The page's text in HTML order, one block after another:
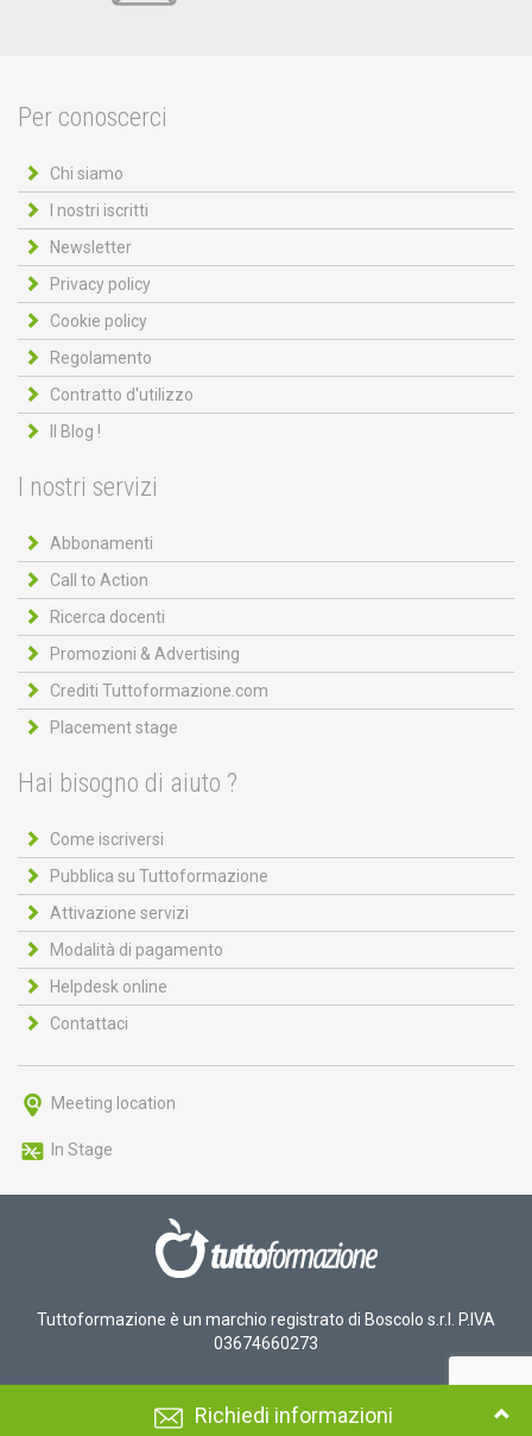
Richiedi informazioni
Per conoscerci
Chi siamo
I nostri iscritti
Newsletter
Privacy policy
Cookie policy
Regolamento
Contratto d'utilizzo
Il Blog !
I nostri servizi
Abbonamenti
Call to Action
Ricerca docenti
Promozioni & Advertising
Crediti Tuttoformazione.com
Placement stage
Hai bisogno di aiuto ?
Come iscriversi
Pubblica su Tuttoformazione
Attivazione servizi
Modalità di pagamento
Helpdesk online
Contattaci
Meeting location
In Stage
Tuttoformazione è un marchio registrato di Boscolo s.r.l. P.IVA
03674660273